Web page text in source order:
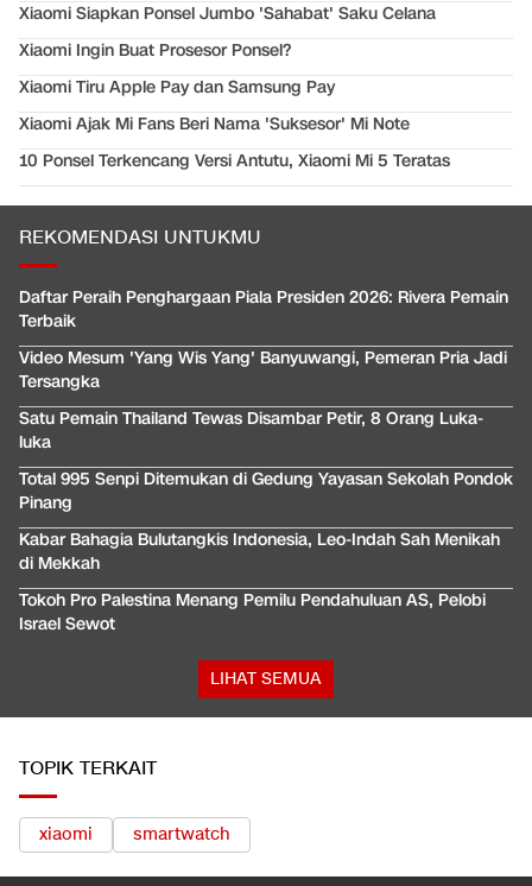
Xiaomi Siapkan Ponsel Jumbo 'Sahabat' Saku Celana
Xiaomi Ingin Buat Prosesor Ponsel?
Xiaomi Tiru Apple Pay dan Samsung Pay
Xiaomi Ajak Mi Fans Beri Nama 'Suksesor' Mi Note
10 Ponsel Terkencang Versi Antutu, Xiaomi Mi 5 Teratas
REKOMENDASI UNTUKMU
Daftar Peraih Penghargaan Piala Presiden 2026: Rivera Pemain
Terbaik
Video Mesum 'Yang Wis Yang' Banyuwangi, Pemeran Pria Jadi
Tersangka
Satu Pemain Thailand Tewas Disambar Petir, 8 Orang Luka-
luka
Total 995 Senpi Ditemukan di Gedung Yayasan Sekolah Pondok
Pinang
Kabar Bahagia Bulutangkis Indonesia, Leo-Indah Sah Menikah
di Mekkah
Tokoh Pro Palestina Menang Pemilu Pendahuluan AS, Pelobi
Israel Sewot
LIHAT SEMUA
TOPIK TERKAIT
xiaomi smartwatch